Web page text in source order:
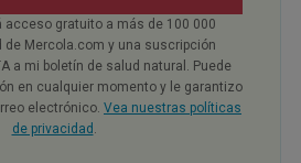
acceso gratuito a más de 100 000
de Mercola.com y una suscripción
a mi boletín de salud natural. Puede
en cualquier momento y le garantizo
electrónico. Vea nuestras políticas
de privacidad .